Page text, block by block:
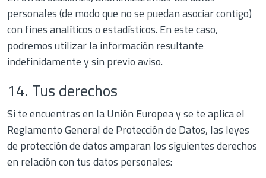
personales (de modo que no se puedan asociar contigo)
con fines analíticos o estadísticos. En este caso,
podremos utilizar la información resultante
indefinidamente y sin previo aviso.
14. Tus derechos
Si te encuentras en la Unión Europea y se te aplica el
Reglamento General de Protección de Datos, las leyes
de protección de datos amparan los siguientes derechos
en relación con tus datos personales: